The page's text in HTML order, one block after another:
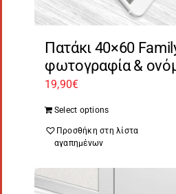
Πατάκι 40×60
φωτογραφία &
19,90€
Select options
Προσθήκη στη λίστα
αγαπημένων